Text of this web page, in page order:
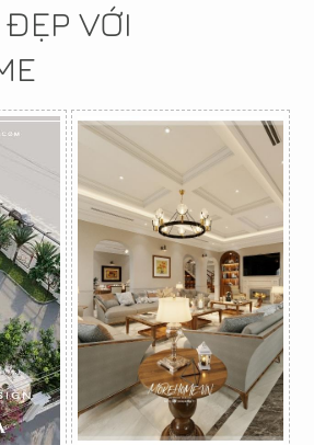
VỚI